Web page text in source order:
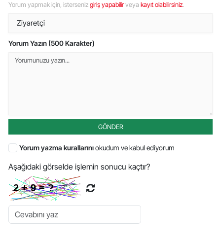
Yorum yapmak için, istersenizgiriş yapabilirveya kayıt olabilirsiniz.
Yorum Yazın (500 Karakter)
GÖNDER
Yorum yazma kurallarınıokudum ve kabul ediyorum
Aşağıdaki görselde işlemin sonucu kaçtır?